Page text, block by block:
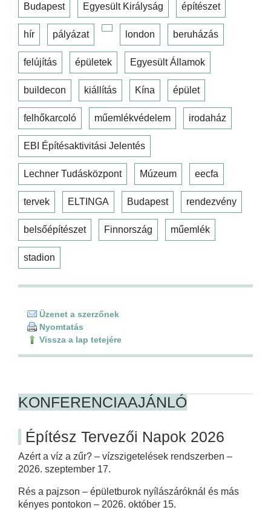
Budapest Egyesült Királyság építészet
hír pályázat london beruházás
felújítás épületek Egyesült Államok
buildecon kiállítás Kína épület
felhőkarcoló műemlékvédelem irodaház
EBI Építésaktivitási Jelentés
Lechner Tudásközpont Múzeum eecfa
tervek ELTINGA Budapest rendezvény
belsőépítészet Finnország műemlék
stadion
Üzenet a szerzőnek
Nyomtatás
Vissza a lap tetejére
KONFERENCIAAJÁNLÓ
Építész Tervezői Napok 2026
Azért a víz a zűr? – vízszigetelések rendszerben –
2026. szeptember 17.
Rés a pajzson – épületburok nyílászáróknál és más
kényes pontokon – 2026. október 15.